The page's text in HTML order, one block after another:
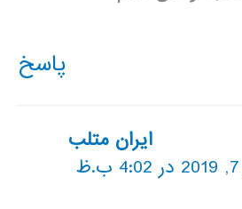
پاسخ
ایران متلب